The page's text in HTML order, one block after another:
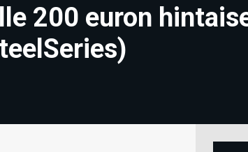
200 euron